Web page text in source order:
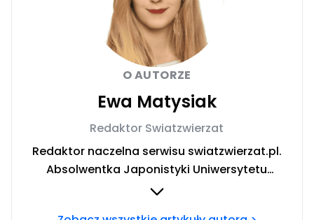
O AUTORZE
Ewa Matysiak
Redaktor Swiatzwierzat
Redaktor naczelna serwisu swiatzwierzat.pl.
Absolwentka Japonistyki Uniwersytetu
Warszawskiego. W trakcie rocznego wyjazdu